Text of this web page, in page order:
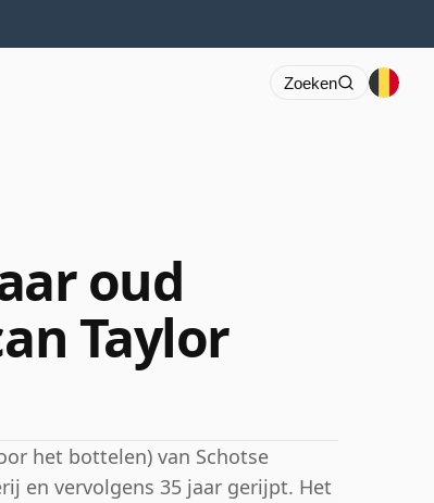
Zoeken
oud
Taylor
het bottelen) van Schotse
en vervolgens 35 jaar gerijpt. Het